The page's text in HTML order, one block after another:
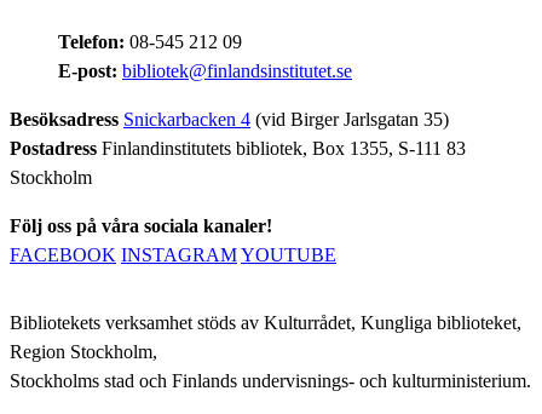
Telefon: 08-545 212 09
E-post: bibliotek@finlandsinstitutet.se
Besöksadress Snickarbacken 4 (vid Birger Jarlsgatan 35)
Postadress Finlandinstitutets bibliotek, Box 1355, S-111 83
Stockholm
Följ oss på våra sociala kanaler!
FACEBOOK INSTAGRAMYOUTUBE
Bibliotekets verksamhet stöds av Kulturrådet, Kungliga biblioteket,
Region Stockholm,
Stockholms stad och Finlands undervisnings- och kulturministerium.